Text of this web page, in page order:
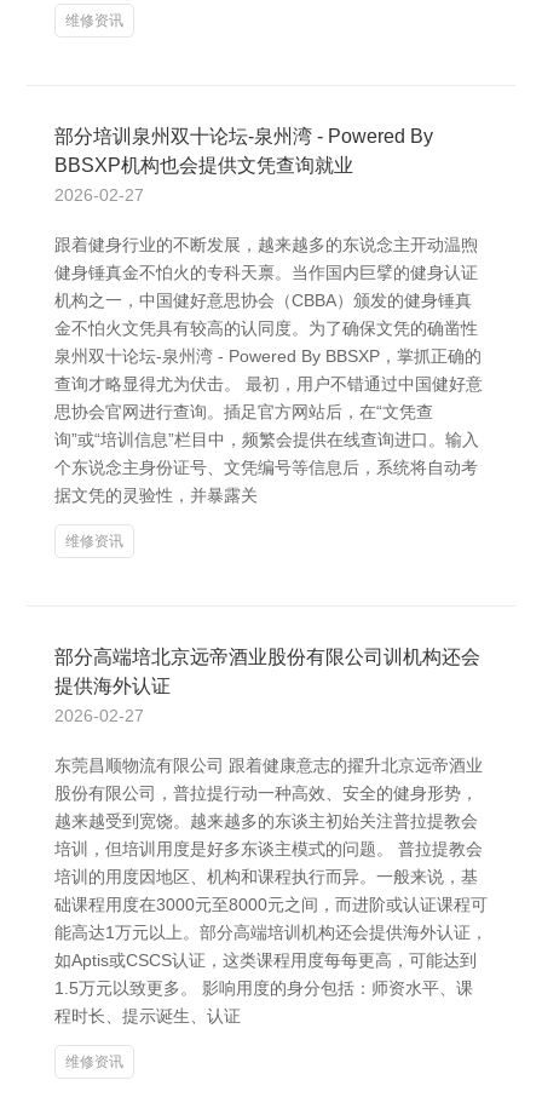
维修资讯
部分培训泉州双十论坛-泉州湾 - Powered By
BBSXP机构也会提供文凭查询就业
2026-02-27
跟着健身行业的不断发展，越来越多的东说念主开动温煦
健身锤真金不怕火的专科天禀。当作国内巨擘的健身认证
机构之一，中国健好意思协会（CBBA）颁发的健身锤真
金不怕火文凭具有较高的认同度。为了确保文凭的确凿性
泉州双十论坛-泉州湾 - Powered By BBSXP，掌抓正确的
查询才略显得尤为伏击。 最初，用户不错通过中国健好意
思协会官网进行查询。插足官方网站后，在“文凭查
询”或“培训信息”栏目中，频繁会提供在线查询进口。输入
个东说念主身份证号、文凭编号等信息后，系统将自动考
据文凭的灵验性，并暴露关
维修资讯
部分高端培北京远帝酒业股份有限公司训机构还会
提供海外认证
2026-02-27
东莞昌顺物流有限公司 跟着健康意志的擢升北京远帝酒业
股份有限公司，普拉提行动一种高效、安全的健身形势，
越来越受到宽饶。越来越多的东谈主初始关注普拉提教会
培训，但培训用度是好多东谈主模式的问题。 普拉提教会
培训的用度因地区、机构和课程执行而异。一般来说，基
础课程用度在3000元至8000元之间，而进阶或认证课程可
能高达1万元以上。部分高端培训机构还会提供海外认证，
如Aptis或CSCS认证，这类课程用度每每更高，可能达到
1.5万元以致更多。 影响用度的身分包括：师资水平、课
程时长、提示诞生、认证
维修资讯